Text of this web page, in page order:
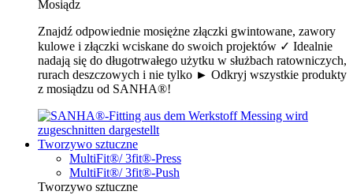
Mosiądz
Znajdź odpowiednie mosiężne złączki gwintowane, zawory
kulowe i złączki wciskane do swoich projektów ✓ Idealnie
nadają się do długotrwałego użytku w służbach ratowniczych,
rurach deszczowych i nie tylko ► Odkryj wszystkie produkty
z mosiądzu od SANHA®!
Tworzywo sztuczne
MultiFit®/ 3fit®-Press
MultiFit®/ 3fit®-Push
Tworzywo sztuczne